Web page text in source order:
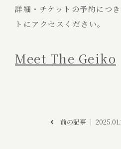
詳細・チケットの予約につ
トにアクセスください。
Meet The Geiko
前の記事│